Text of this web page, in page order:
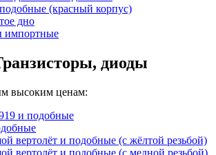
(красный корпус)
дно
импортные
диоды
высоким ценам:
и подобные
вертолёт и подобные (с жёлтой резьбой)
вертолёт и подобные (с медной резьбой)